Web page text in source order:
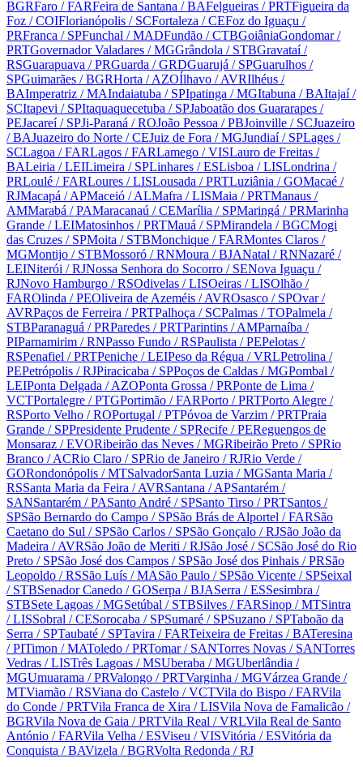
BGRFaro / FARFeira de Santana / BAFelgueiras / PRTFigueira da
Foz / COIFlorianópolis / SCFortaleza / CEFoz do Iguaçu /
PRFranca / SPFunchal / MADFundão / CTBGoiâniaGondomar/
PRTGovernador Valadares / MGGrândola / STBGravataí/
RSGuarapuava / PRGuarda / GRDGuarujá / SPGuarulhos /
SPGuimarães / BGRHorta / AZOÍlhavo / AVRIlhéus /
BAImperatriz / MAIndaiatuba / SPIpatinga / MGItabuna / BAItajaí/
SCItapevi / SPItaquaquecetuba / SPJaboatão dos Guararapes /
PEJacareí/ SPJi-Paraná / ROJoão Pessoa / PBJoinville / SCJuazeiro
/ BAJuazeiro do Norte / CEJuiz de Fora / MGJundiaí/ SPLages /
SCLagoa / FARLagos / FARLamego / VISLauro de Freitas /
BALeiria / LEILimeira / SPLinhares / ESLisboa / LISLondrina /
PRLoulé / FARLoures / LISLousada / PRTLuziânia / GOMacaé /
RJMacapá / APMaceió / ALMafra / LISMaia / PRTManaus /
AMMarabá / PAMaracanaú / CEMarília / SPMaringá / PRMarinha
Grande / LEIMatosinhos / PRTMauá / SPMirandela / BGCMogi
das Cruzes / SPMoita / STBMonchique / FARMontes Claros /
MGMontijo / STBMossoró / RNMoura / BJANatal / RNNazaré /
LEINiterói / RJNossa Senhora do Socorro / SENova Iguaçu /
RJNovo Hamburgo / RSOdivelas / LISOeiras / LISOlhão /
FAROlinda / PEOliveira de Azeméis / AVROsasco / SPOvar/
AVRPaços de Ferreira / PRTPalhoça / SCPalmas / TOPalmela /
STBParanaguá / PRParedes / PRTParintins / AMParnaíba /
PIParnamirim / RNPasso Fundo / RSPaulista / PEPelotas /
RSPenafiel / PRTPeniche / LEIPeso da Régua / VRLPetrolina /
PEPetrópolis / RJPiracicaba / SPPoços de Caldas / MGPombal /
LEIPonta Delgada / AZOPonta Grossa / PRPonte de Lima /
VCTPortalegre / PTGPortimão / FARPorto / PRTPorto Alegre /
RSPorto Velho / ROPortugal / PTPóvoa de Varzim / PRTPraia
Grande / SPPresidente Prudente / SPRecife / PEReguengos de
Monsaraz / EVORibeirão das Neves / MGRibeirão Preto / SPRio
Branco / ACRio Claro / SPRio de Janeiro / RJRio Verde /
GORondonópolis / MTSalvadorSanta Luzia / MGSanta Maria /
RSSanta Maria da Feira / AVRSantana / APSantarém /
SANSantarém / PASanto André / SPSanto Tirso / PRTSantos /
SPSão Bernardo do Campo / SPSão Brás de Alportel / FARSão
Caetano do Sul / SPSão Carlos / SPSão Gonçalo / RJSão João da
Madeira / AVRSão João de Meriti / RJSão José / SCSão José do Rio
Preto / SPSão José dos Campos / SPSão José dos Pinhais / PRSão
Leopoldo / RSSão Luís / MASão Paulo / SPSão Vicente / SPSeixal
/ STBSenador Canedo / GOSerpa / BJASerra / ESSesimbra /
STBSete Lagoas / MGSetúbal / STBSilves / FARSinop / MTSintra
/ LISSobral / CESorocaba / SPSumaré / SPSuzano / SPTaboão da
Serra / SPTaubaté / SPTavira / FARTeixeira de Freitas / BATeresina
/ PITimon / MAToledo / PRTomar/ SANTorres Novas / SANTorres
Vedras / LISTrês Lagoas / MSUberaba / MGUberlândia /
MGUmuarama / PRValongo / PRTVarginha / MGVárzea Grande /
MTViamão / RSViana do Castelo / VCTVila do Bispo / FARVila
do Conde / PRTVila Franca de Xira / LISVila Nova de Famalicão /
BGRVila Nova de Gaia / PRTVila Real / VRLVila Real de Santo
António / FARVila Velha / ESViseu / VISVitória / ESVitória da
Conquista / BAVizela / BGRVolta Redonda / RJ